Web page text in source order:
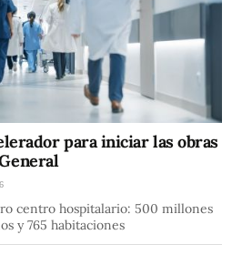
para iniciar las obras
centro hospitalario: 500 millones
y 765 habitaciones